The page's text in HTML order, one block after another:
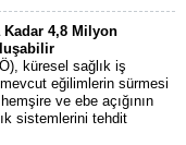
Kadar 4,8 Milyon
küresel sağlık iş
eğilimlerin sürmesi
ve ebe açığının
sistemlerini tehdit